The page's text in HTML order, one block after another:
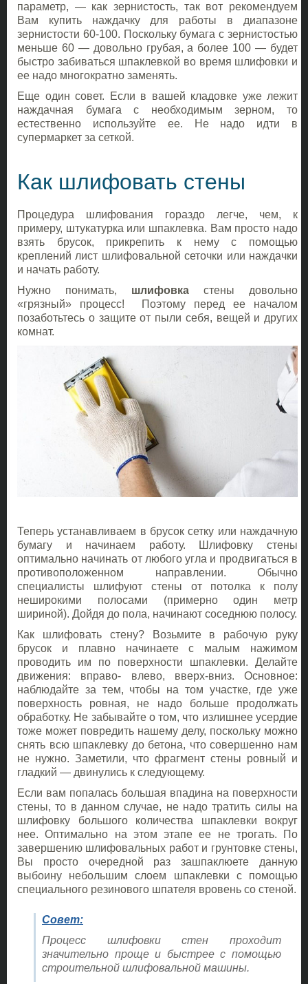
параметр, — как зернистость, так вот рекомендуем
Вам купить наждачку для работы в диапазоне
зернистости 60-100. Поскольку бумага с зернистостью
меньше 60 — довольно грубая, а более 100 — будет
быстро забиваться шпаклевкой во время шлифовки и
ее надо многократно заменять.
Еще один совет. Если в вашей кладовке уже лежит
наждачная бумага с необходимым зерном, то
естественно используйте ее. Не надо идти в
супермаркет за сеткой.
Как шлифовать стены
Процедура шлифования гораздо легче, чем, к
примеру, штукатурка или шпаклевка. Вам просто надо
взять брусок, прикрепить к нему с помощью
креплений лист шлифовальной сеточки или наждачки
и начать работу.
Нужно понимать, шлифовка стены довольно
«грязный» процесс! Поэтому перед ее началом
позаботьтесь о защите от пыли себя, вещей и других
комнат.
Теперь устанавливаем в брусок сетку или наждачную
бумагу и начинаем работу. Шлифовку стены
оптимально начинать от любого угла и продвигаться в
противоположенном направлении. Обычно
специалисты шлифуют стены от потолка к полу
неширокими полосами (примерно один метр
шириной). Дойдя до пола, начинают соседнюю полосу.
Как шлифовать стену? Возьмите в рабочую руку
брусок и плавно начинаете с малым нажимом
проводить им по поверхности шпаклевки. Делайте
движения: вправо- влево, вверх-вниз. Основное:
наблюдайте за тем, чтобы на том участке, где уже
поверхность ровная, не надо больше продолжать
обработку. Не забывайте о том, что излишнее усердие
тоже может повредить нашему делу, поскольку можно
снять всю шпаклевку до бетона, что совершенно нам
не нужно. Заметили, что фрагмент стены ровный и
гладкий — двинулись к следующему.
Если вам попалась большая впадина на поверхности
стены, то в данном случае, не надо тратить силы на
шлифовку большого количества шпаклевки вокруг
нее. Оптимально на этом этапе ее не трогать. По
завершению шлифовальных работ и грунтовке стены,
Вы просто очередной раз зашпаклюете данную
выбоину небольшим слоем шпаклевки с помощью
специального резинового шпателя вровень со стеной.
Совет:
Процесс шлифовки стен проходит
значительно проще и быстрее с помощью
строительной шлифовальной машины.